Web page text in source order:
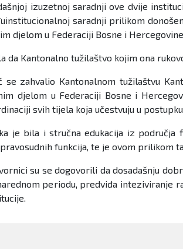
izuzetnoj saradnji ove dvije
saradnji prilikom
djelom u Federaciji Bosne i
da Kantonalno tužilaštvo kojim ona
se zahvalio Kantonalnom tužilaštvu
djelom u Federaciji Bosne i
svih tijela koja učestvuju u
je bila i stručna edukacija iz
funkcija, te je ovom prilikom
su se dogovorili da dosadašnju
periodu, predviđa inteziviranje